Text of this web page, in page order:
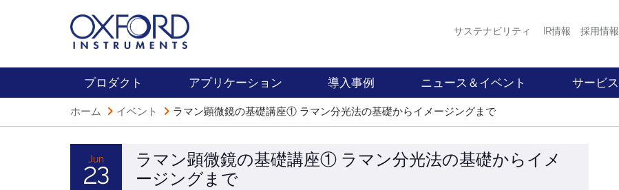
サステナビリティ IR情報 採用情報
プロダクト アプリケーション 導入事例 ニュース＆イベント サービス
ホーム イベント ラマン顕微鏡の基礎講座① ラマン分光法の基礎からイメージングまで
Jun
23
ラマン顕微鏡の基礎講座① ラマン分光法の基礎からイメ
ージングまで